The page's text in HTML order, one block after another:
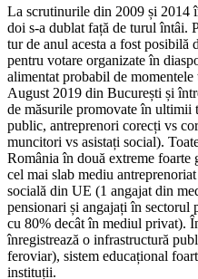
La scrutinurile din 2009 și 2014
doi s-a dublat față de turul întâi.
tur de anul acesta a fost
pentru votare organizate în
alimentat probabil de
August 2019 din București și
de măsurile promovate în
public, antreprenori corecți vs
muncitori vs asistați social).
România în două extreme
cel mai slab mediu
socială din UE (1 angajat din
pensionari și angajați în sectorul
cu 80% decât în mediul privat).
înregistrează o infrastructură
feroviar), sistem educațional
instituții.